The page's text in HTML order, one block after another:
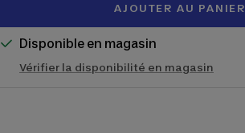
AJOUTER AU PANIER
Disponible en magasin
Vérifier la disponibilité en magasin